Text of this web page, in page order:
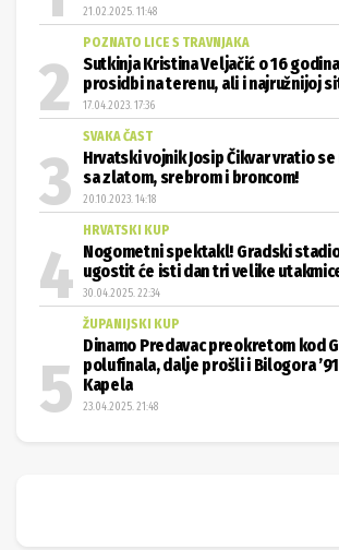
21.02.2025. 11:48
POZNATO LICE S TRAVNJAKA
Sutkinja Kristina Veljačić o 16
prosidbi na terenu, ali i najružnijoj
17.04.2023. 17:36
SVAKA ČAST
Hrvatski vojnik Josip Čikvar vratio se
sa zlatom, srebrom i broncom!
20.10.2023. 14:18
HRVATSKI KUP
Nogometni spektakl! Gradski
ugostit će isti dan tri velike
30.04.2025. 22:34
ŽUPANIJSKI KUP
Dinamo Predavac preokretom kod
polufinala, dalje prošli i Bilogora
Kapela
23.04.2025. 21:48